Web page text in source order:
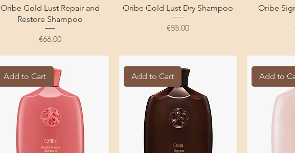
Oribe Gold Lust Repair and
Restore Shampoo
Price
€66.00
Oribe Gold Lust Dry Shampoo
Price
€55.00
Oribe
Add to Cart Add to Cart Add to